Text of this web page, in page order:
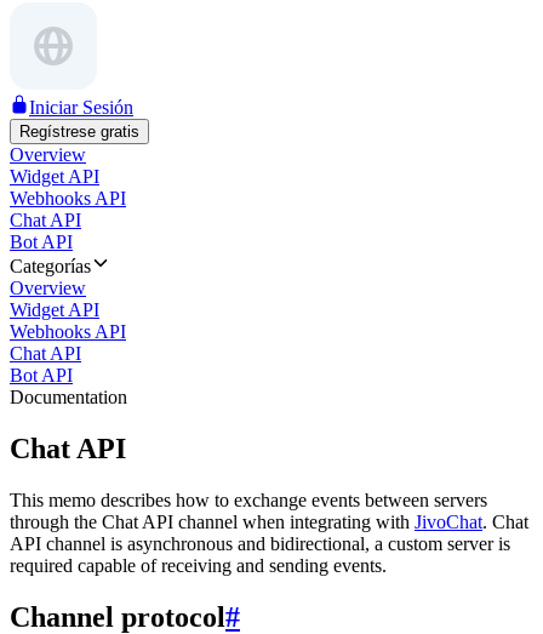
Iniciar Sesión
Regístrese gratis
Overview
Widget API
Webhooks API
Chat API
Bot API
Categorías
Overview
Widget API
Webhooks API
Chat API
Bot API
Documentation
Chat API
This memo describes how to exchange events between servers
through the Chat API channel when integrating with JivoChat. Chat
API channel is asynchronous and bidirectional, a custom server is
required capable of receiving and sending events.
Channel protocol#